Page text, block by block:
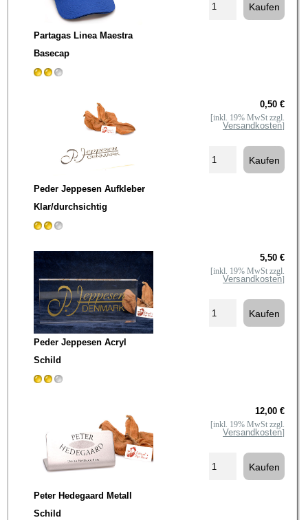
Partagas Linea Maestra
Basecap
Peder Jeppesen Aufkleber
Klar/durchsichtig
0,50 €
[inkl. 19% MwSt zzgl.
Versandkosten]
Peder Jeppesen Acryl
Schild
5,50 €
[inkl. 19% MwSt zzgl.
Versandkosten]
Peter Hedegaard Metall
Schild
12,00 €
[inkl. 19% MwSt zzgl.
Versandkosten]